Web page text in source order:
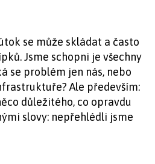
se může skládat a často
Jsme schopni je všechny
se problém jen nás, nebo
Ale především:
důležitého, co opravdu
slovy: nepřehlédli jsme